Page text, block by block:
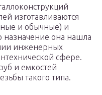
изготавливаются
и обычные) и
назначение она нашла
инженерных
сфере.
и емкостей
такого типа.